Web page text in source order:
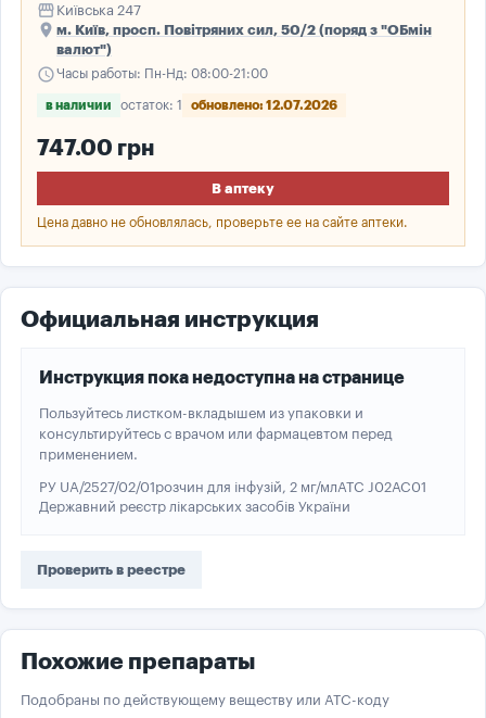
storefront Київська 247
place м. Київ, просп. Повітряних сил, 50/2 (поряд з "ОБмін
валют")
scheduleЧасы работы: Пн-Нд: 08:00-21:00
в наличии остаток: 1 обновлено: 12.07.2026
747.00 грн
В аптеку
Цена давно не обновлялась, проверьте ее на сайте аптеки.
Официальная инструкция
Инструкция пока недоступна на странице
Пользуйтесь листком-вкладышем из упаковки и
консультируйтесь с врачом или фармацевтом перед
применением.
РУ UA/2527/02/01розчин для інфузій, 2 мг/млATC J02AC01
Державний реєстр лікарських засобів України
Проверить в реестре
Похожие препараты
Подобраны по действующему веществу или ATC-коду